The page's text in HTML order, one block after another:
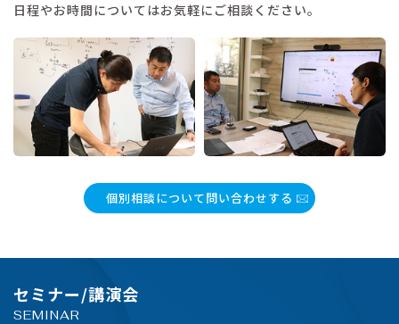
日程やお時間についてはお気軽にご相談ください。
個別相談について問い合わせする
セミナー/講演会
SEMINAR